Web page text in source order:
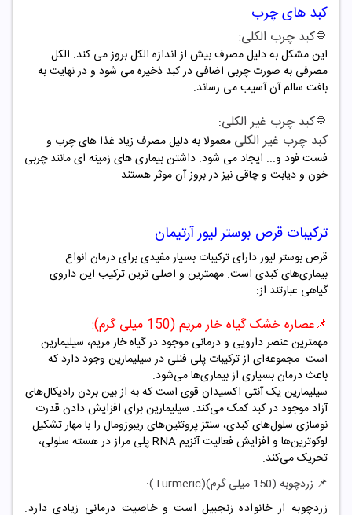
کبد های چرب
🔷کبد چرب الکلی:
این مشکل به دلیل مصرف بیش از اندازه الکل بروز می کند. الکل
مصرفی به صورت چربی اضافی در کبد ذخیره می شود و در نهایت به
بافت سالم آن آسیب می رساند.
🔷کبد چرب غیر الکلی:
کبد چرب غیر الکلی معمولا به دلیل مصرف زیاد غذا های چرب و
فست فود و... ایجاد می شود. داشتن بیماری های زمینه ای مانند چربی
خون و دیابت و چاقی نیز در بروز آن موثر هستند.
ترکیبات قرص بوستر لیور آرتیمان
قرص بوستر لیور دارای ترکیبات بسیار مفیدی برای درمان انواع
بیماری‌های کبدی است. مهمترین و اصلی ترین ترکیب این داروی
گیاهی عبارتند از:
📌عصاره خشک گیاه خار مریم (150 میلی گرم):
مهمترین عنصر دارویی و درمانی موجود در گیاه خار مریم، سیلیمارین
است. مجموعه‌ای از ترکیبات پلی فنلی در سیلیمارین وجود دارد که
باعث درمان بسیاری از بیماری‌ها می‌شود.
سیلیمارین یک آنتی اکسیدان قوی است که به از بین بردن رادیکال‌های
آزاد موجود در کبد کمک می‌کند. سیلیمارین برای افزایش دادن قدرت
نوسازی سلول‌های کبدی، سنتز پروتئین‌های ریبوزومال را با مهار تشکیل
لوکوترین‌ها و افزایش فعالیت آنزیم RNA پلی مراز در هسته سلولی،
تحریک می‌کند.
📌 زردچوبه (150 میلی گرم)(Turmeric):
زردچوبه از خانواده زنجبیل است و خاصیت درمانی زیادی دارد.